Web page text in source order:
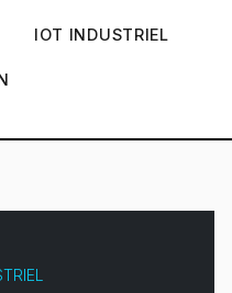
IOT INDUSTRIEL